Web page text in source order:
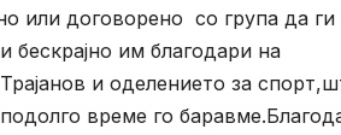
или договорено со група да ги
бескрајно им благодари на
и оделението за
време го